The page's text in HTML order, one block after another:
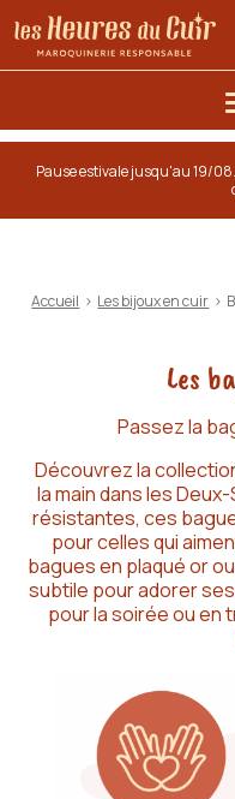
Les Heures du Cuir
Pause estivale jusqu'au 19/
Accueil > Les bijoux en cuir >
Les
Passez la
Découvrez la
la main dans les
résistantes, ces
pour celles qui
bagues en plaqué or
subtile pour adorer
pour la soirée ou en